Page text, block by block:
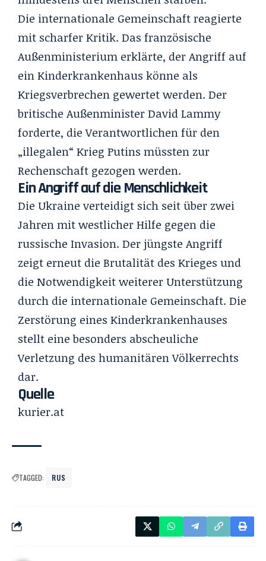
Die internationale Gemeinschaft reagierte
mit scharfer Kritik. Das französische
Außenministerium erklärte, der Angriff auf
ein Kinderkrankenhaus könne als
Kriegsverbrechen gewertet werden. Der
britische Außenminister David Lammy
forderte, die Verantwortlichen für den
„illegalen“ Krieg Putins müssten zur
Rechenschaft gezogen werden.
Ein Angriff auf die Menschlichkeit
Die Ukraine verteidigt sich seit über zwei
Jahren mit westlicher Hilfe gegen die
russische Invasion. Der jüngste Angriff
zeigt erneut die Brutalität des Krieges und
die Notwendigkeit weiterer Unterstützung
durch die internationale Gemeinschaft. Die
Zerstörung eines Kinderkrankenhauses
stellt eine besonders abscheuliche
Verletzung des humanitären Völkerrechts
dar.
Quelle
kurier.at
TAGGED: RUS